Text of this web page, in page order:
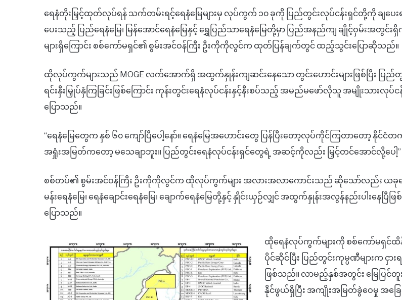
ရေနံတိုးမြှင့်ထုတ်လုပ်ရန် သက်တမ်းရင့်ရေနံမြေများမှ လုပ်ကွက် ၁၀ ခုကို ပြည်တွင်းလုပ်ငန်းရှင်တို့ကို ချပေးရ
ပေးသည့် ပြည်ရေနံမြေ၊ မြန်အောင်ရေနံမြေနှင့် ရွှေပြည်သာရေနံမြေတို့မှာ ပြည်အနည်ကျ ချိုင့်ဝှမ်းအတွင်
များရှိကြောင်း စစ်ကော်မရှင်၏ စွမ်းအင်ဝန်ကြီး ဦးကိုကိုလွင်က ထုတ်ပြန်ချက်တွင် ထည့်သွင်းပြောဆိုသည်။
ထိုလုပ်ကွက်များသည် MOGE လက်အောက်ရှိ အထွက်နှုန်းကျဆင်းနေသော တွင်းဟောင်းများဖြစ်ပြီး ပြည်တွ
ရင်းနှီးမြှုပ်နှံကြခြင်းဖြစ်ကြောင်း ကုန်းတွင်းရေနံလုပ်ငန်းနှင့်နီးစပ်သည့် အမည်မဖော်လိုသူ အမျိုးသားလုပ်
ပြောသည်။
“ရေနံမြေတွေက နှစ် ၆၀ ကျော်ပြီပေါ့နော်။ ရေနံမြေအဟောင်းတွေ ပြန်ပြီးတော့လုပ်ကိုင်ကြတာတော့ နိုင်
အရှုံးအမြတ်ကတော့ မသေချာဘူး။ ပြည်တွင်းရေနံလုပ်ငန်းရှင်တွေရဲ့ အဆင့်ကိုလည်း မြှင့်တင်အောင်လို့ပေါ့”
စစ်တပ်၏ စွမ်းအင်ဝန်ကြီး ဦးကိုကိုလွင်က ထိုလုပ်ကွက်များ အလားအလာကောင်းသည် ဆိုသော်လည်း ယခု
မန်းရေနံမြေ၊ ရေနံချောင်းရေနံမြေ၊ ချောက်ရေနံမြေတို့နှင့် နှိုင်းယှဉ်လျှင် အထွက်နှုန်းအလွန်နည်းပါးနေပြီဖြ
ပြောသည်။
ထိုရေနံလုပ်ကွက်များကို စစ်ကော်မရှင်ထိန်
ပိုင်ဆိုင်ပြီး ပြည်တွင်းကုမ္ပဏီများက ငှား
ဖြစ်သည်။ လာမည့်နှစ်အတွင်း မြေပြင်တူ
နိုင်ဖွယ်ရှိပြီး အကျိုးအမြတ်ခွဲဝေမှု အခ